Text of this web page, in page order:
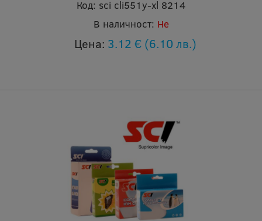
Код: sci cli551y-xl 8214
В наличност: Не
Цена: 3.12 € (6.10 лв.)